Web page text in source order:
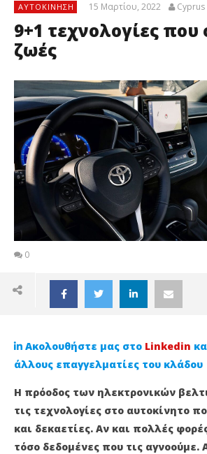
ΑΥΤΟΚΙΝΗΣΗ 15 Μαρτίου, 2022
9+1 τεχνολογίες
ζωές
0
Ακολουθήστε μας στο Linkedin
άλλους επαγγελματίες του κλάδου
Η πρόοδος των ηλεκτρονικών
τις τεχνολογίες στο αυτοκίνητο
και δεκαετίες. Αν και πολλές
τόσο δεδομένες που τις αγνοούμε.